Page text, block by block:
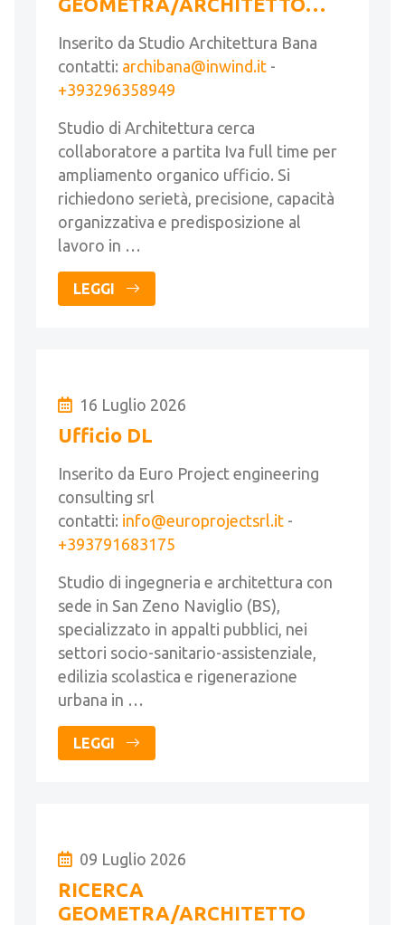
GEOMETRA/ARCHITETTO
Inserito da Studio Architettura Bana
contatti: archibana@inwind.it -
+393296358949
Studio di Architettura cerca
collaboratore a partita Iva full time per
ampliamento organico ufficio. Si
richiedono serietà, precisione, capacità
organizzativa e predisposizione al
lavoro in …
LEGGI
16 Luglio 2026
Ufficio DL
Inserito da Euro Project engineering
consulting srl
contatti: info@europrojectsrl.it -
+393791683175
Studio di ingegneria e architettura con
sede in San Zeno Naviglio (BS),
specializzato in appalti pubblici, nei
settori socio-sanitario-assistenziale,
edilizia scolastica e rigenerazione
urbana in …
LEGGI
09 Luglio 2026
RICERCA
GEOMETRA/ARCHITETTO